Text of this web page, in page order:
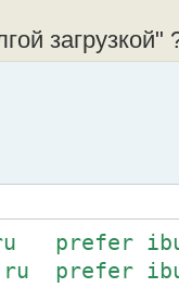
загрузкой"
prefer
prefer